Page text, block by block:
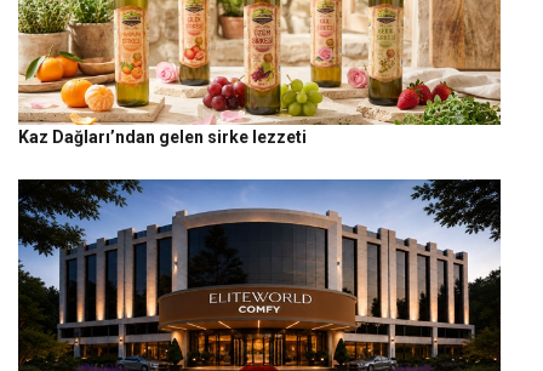
Kaz Dağları’ndan gelen sirke lezzeti